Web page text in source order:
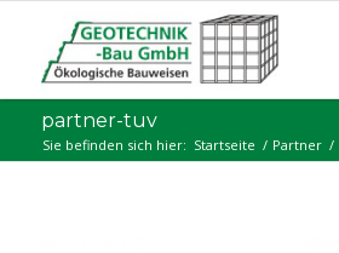
partner-tuv
Sie befinden sich hier: Startseite / Partner /